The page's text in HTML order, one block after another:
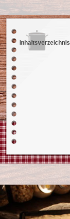
Inhaltsverzeichnis